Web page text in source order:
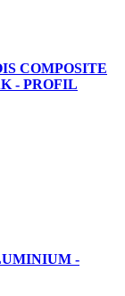
COMPOSITE
- PROFIL
-